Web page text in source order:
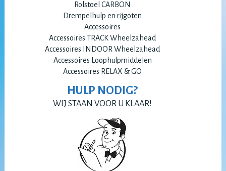
Rolstoel CARBON
Drempelhulp en rijgoten
Accessoires
Accessoires TRACK Wheelzahead
Accessoires INDOOR Wheelzahead
Accessoires Loophulpmiddelen
Accessoires RELAX & GO
HULP NODIG?
WIJ STAAN VOOR U KLAAR!